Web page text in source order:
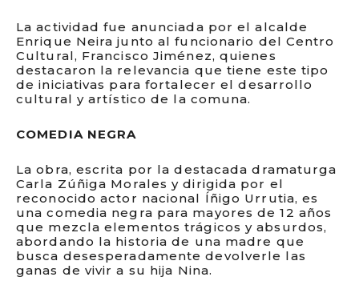
La actividad fue anunciada por el alcalde
Enrique Neira junto al funcionario del Centro
Cultural, Francisco Jiménez, quienes
destacaron la relevancia que tiene este tipo
de iniciativas para fortalecer el desarrollo
cultural y artístico de la comuna.
COMEDIA NEGRA
La obra, escrita por la destacada dramaturga
Carla Zúñiga Morales y dirigida por el
reconocido actor nacional Íñigo Urrutia, es
una comedia negra para mayores de 12 años
que mezcla elementos trágicos y absurdos,
abordando la historia de una madre que
busca desesperadamente devolverle las
ganas de vivir a su hija Nina.